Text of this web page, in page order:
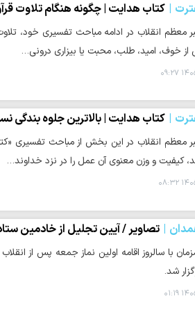
کتاب هدایت | چگونه هنگام تلاوت
معظم انقلاب در ادامه مباحث تفسیری خود،
از خوف، امید، طلب، محبت یا بیزاری درونی…
کتاب هدایت | بالاترین جلوه‌ بندگی
معظم انقلاب در این بخش از مباحث تفسیری
کیفیت و وزن معنوی آن عمل را در نزد خداوند…
تصاویر / آیین تجلیل از خادمین
با سالروز اقامه اولین نماز جمعه پس از
شد.